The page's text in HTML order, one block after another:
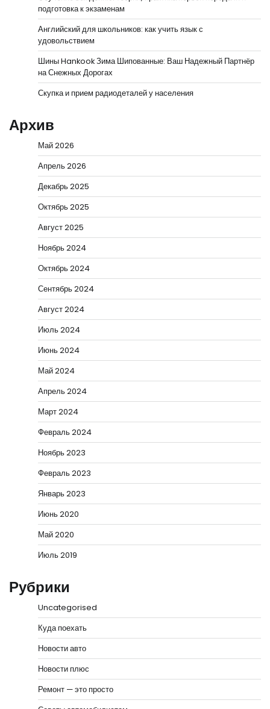
подготовка к экзаменам
Английский для школьников: как учить язык с
удовольствием
Шины Hankook Зима Шипованные: Ваш Надежный Партнёр
на Снежных Дорогах
Скупка и прием радиодеталей у населения
Архив
Май 2026
Апрель 2026
Декабрь 2025
Октябрь 2025
Август 2025
Ноябрь 2024
Октябрь 2024
Сентябрь 2024
Август 2024
Июль 2024
Июнь 2024
Май 2024
Апрель 2024
Март 2024
Февраль 2024
Ноябрь 2023
Февраль 2023
Январь 2023
Июнь 2020
Май 2020
Июль 2019
Рубрики
Uncategorised
Куда поехать
Новости авто
Новости плюс
Ремонт — это просто